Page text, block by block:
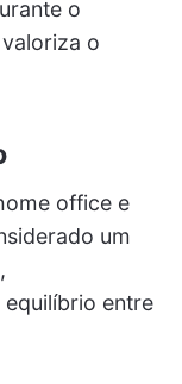
o
o
office e
um
entre